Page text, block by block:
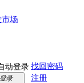
市场
动登录 找回密码
登录 注册